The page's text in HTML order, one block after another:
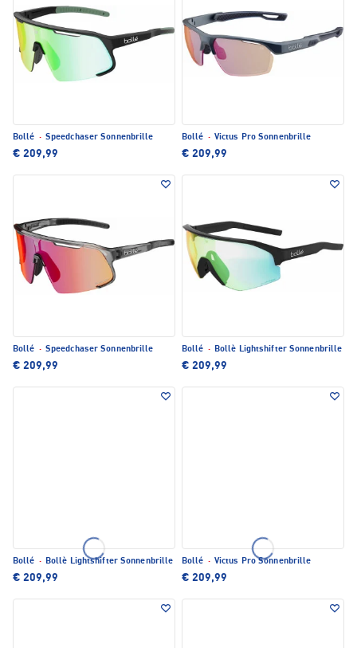
Bollé · Speedchaser Sonnenbrille
€ 209,99
Bollé · Victus Pro Sonnenbrille
€ 209,99
Bollé · Speedchaser Sonnenbrille
€ 209,99
Bollé · Bollè Lightshifter Sonnenbrille
€ 209,99
Bollé · Bollè Lightshifter Sonnenbrille
€ 209,99
Bollé · Victus Pro Sonnenbrille
€ 209,99